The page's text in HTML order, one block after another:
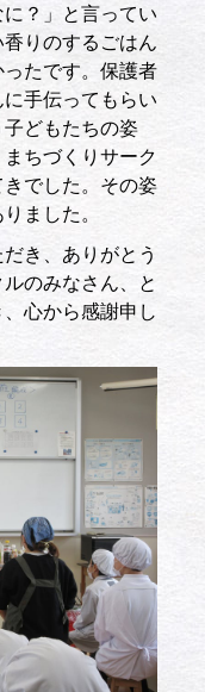
？」と言ってい
りのするごはん
たです。保護者
手伝ってもらい
どもたちの姿
ちづくりサーク
でした。その姿
ました。
き、ありがとう
のみなさん、と
心から感謝申し